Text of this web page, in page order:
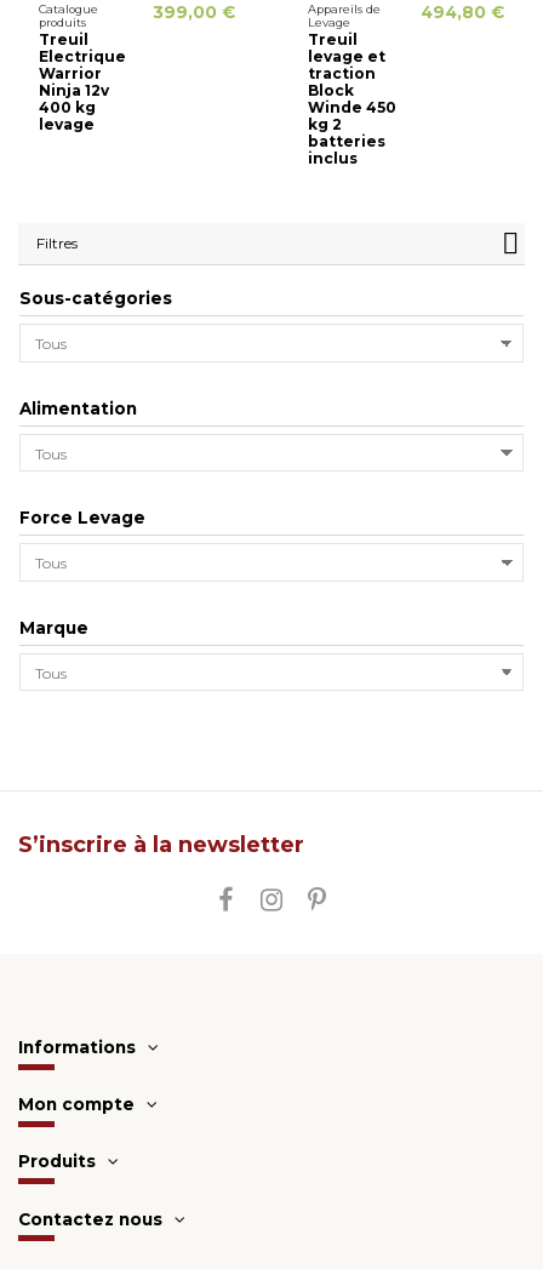
Catalogue
produits
Treuil
Electrique
Warrior
Ninja 12v
400 kg
levage
399,00 €
Appareils de
Levage
Treuil
levage et
traction
Block
Winde 450
kg 2
batteries
inclus
494,80 €
Filtres
Sous-catégories
Alimentation
Force Levage
Marque
S’inscrire à la newsletter
Informations
Mon compte
Produits
Contactez nous